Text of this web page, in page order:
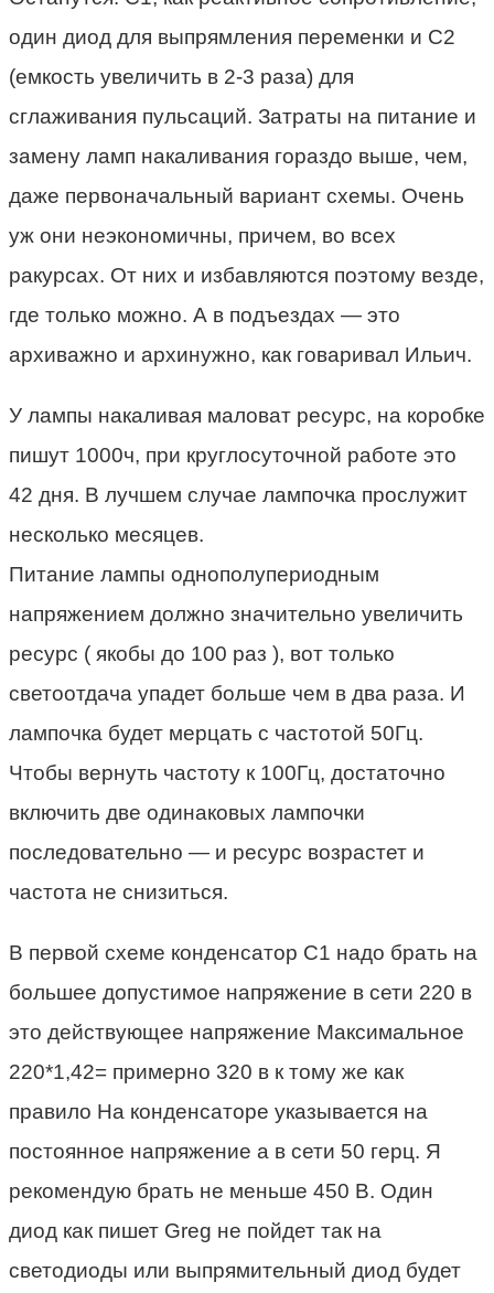
один диод для выпрямления переменки и С2
(емкость увеличить в 2-3 раза) для
сглаживания пульсаций. Затраты на питание и
замену ламп накаливания гораздо выше, чем,
даже первоначальный вариант схемы. Очень
уж они неэкономичны, причем, во всех
ракурсах. От них и избавляются поэтому везде,
где только можно. А в подъездах — это
архиважно и архинужно, как говаривал Ильич.
У лампы накаливая маловат ресурс, на коробке
пишут 1000ч, при круглосуточной работе это
42 дня. В лучшем случае лампочка прослужит
несколько месяцев.
Питание лампы однополупериодным
напряжением должно значительно увеличить
ресурс ( якобы до 100 раз ), вот только
светоотдача упадет больше чем в два раза. И
лампочка будет мерцать с частотой 50Гц.
Чтобы вернуть частоту к 100Гц, достаточно
включить две одинаковых лампочки
последовательно — и ресурс возрастет и
частота не снизиться.
В первой схеме конденсатор С1 надо брать на
большее допустимое напряжение в сети 220 в
это действующее напряжение Максимальное
220*1,42= примерно 320 в к тому же как
правило На конденсаторе указывается на
постоянное напряжение а в сети 50 герц. Я
рекомендую брать не меньше 450 В. Один
диод как пишет Greg не пойдет так на
светодиоды или выпрямительный диод будет